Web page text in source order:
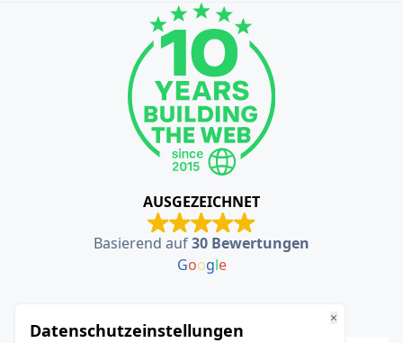
×
Datenschutzeinstellungen
AUSGEZEICHNET
Basierend auf30 Bewertungen
Google